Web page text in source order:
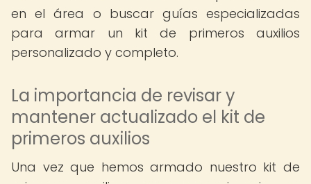
en el área o buscar guías especializadas
para armar un kit de primeros auxilios
personalizado y completo.
La importancia de revisar y
mantener actualizado el kit de
primeros auxilios
Una vez que hemos armado nuestro kit de